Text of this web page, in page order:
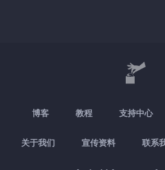
博客 教程 支持中心
关于我们 宣传资料 联系